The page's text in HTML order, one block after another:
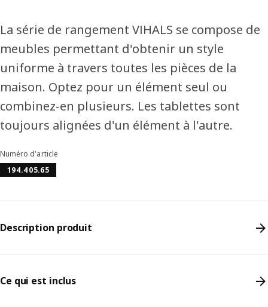
La série de rangement VIHALS se compose de
meubles permettant d'obtenir un style
uniforme à travers toutes les pièces de la
maison. Optez pour un élément seul ou
combinez-en plusieurs. Les tablettes sont
toujours alignées d'un élément à l'autre.
Numéro d'article
194.405.65
Description produit
Ce qui est inclus